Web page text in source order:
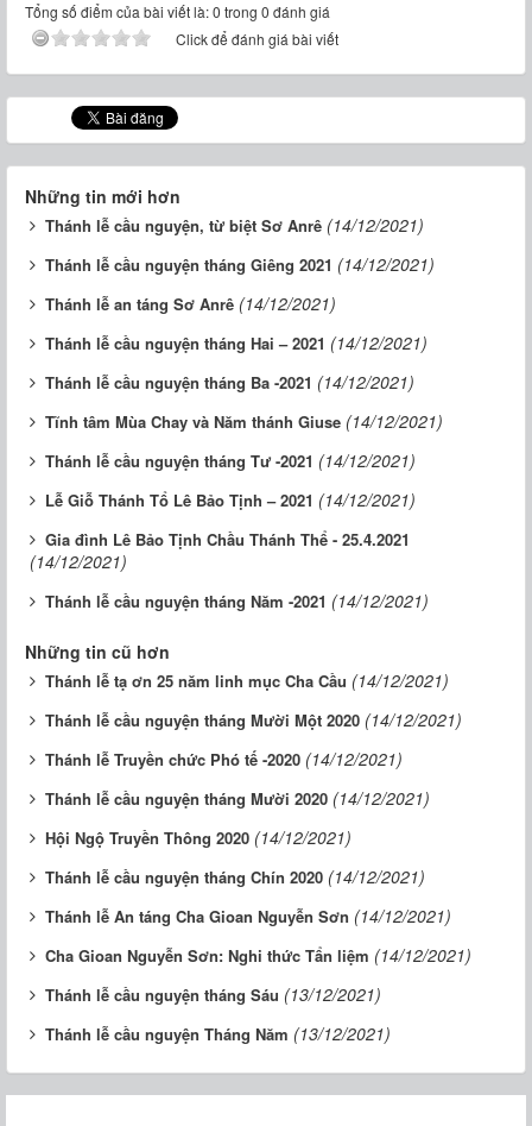
Tổng số điểm của bài viết là: 0 trong 0 đánh giá
Click để đánh giá bài viết
Những tin mới hơn
Thánh lễ cầu nguyện, từ biệt Sơ Anrê (14/12/2021)
Thánh lễ cầu nguyện tháng Giêng 2021 (14/12/2021)
Thánh lễ an táng Sơ Anrê (14/12/2021)
Thánh lễ cầu nguyện tháng Hai – 2021 (14/12/2021)
Thánh lễ cầu nguyện tháng Ba -2021 (14/12/2021)
Tĩnh tâm Mùa Chay và Năm thánh Giuse (14/12/2021)
Thánh lễ cầu nguyện tháng Tư -2021 (14/12/2021)
Lễ Giỗ Thánh Tổ Lê Bảo Tịnh – 2021 (14/12/2021)
Gia đình Lê Bảo Tịnh Chầu Thánh Thể - 25.4.2021
(14/12/2021)
Thánh lễ cầu nguyện tháng Năm -2021 (14/12/2021)
Những tin cũ hơn
Thánh lễ tạ ơn 25 năm linh mục Cha Cầu (14/12/2021)
Thánh lễ cầu nguyện tháng Mười Một 2020 (14/12/2021)
Thánh lễ Truyền chức Phó tế -2020 (14/12/2021)
Thánh lễ cầu nguyện tháng Mười 2020 (14/12/2021)
Hội Ngộ Truyền Thông 2020 (14/12/2021)
Thánh lễ cầu nguyện tháng Chín 2020 (14/12/2021)
Thánh lễ An táng Cha Gioan Nguyễn Sơn (14/12/2021)
Cha Gioan Nguyễn Sơn: Nghi thức Tẩn liệm (14/12/2021)
Thánh lễ cầu nguyện tháng Sáu (13/12/2021)
Thánh lễ cầu nguyện Tháng Năm (13/12/2021)